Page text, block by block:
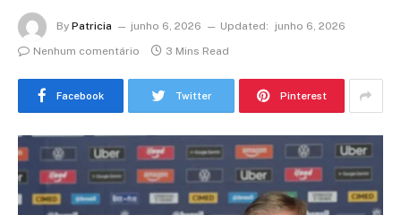
By Patricia junho 6, 2026 Updated:
junho 6, 2026
Nenhum comentário
3 Mins Read
Facebook Twitter Pinterest